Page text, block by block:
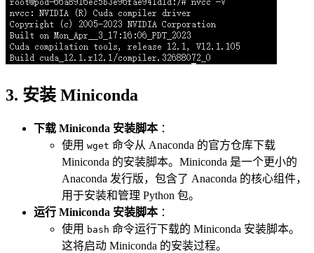
3. 安装 Miniconda
下载 Miniconda 安装脚本：
使用 wget 命令从 Anaconda 的官方仓库下载
Miniconda 的安装脚本。Miniconda 是一个更小的
Anaconda 发行版，包含了 Anaconda 的核心组件，
用于安装和管理 Python 包。
运行 Miniconda 安装脚本：
使用 bash 命令运行下载的 Miniconda 安装脚本。
这将启动 Miniconda 的安装过程。